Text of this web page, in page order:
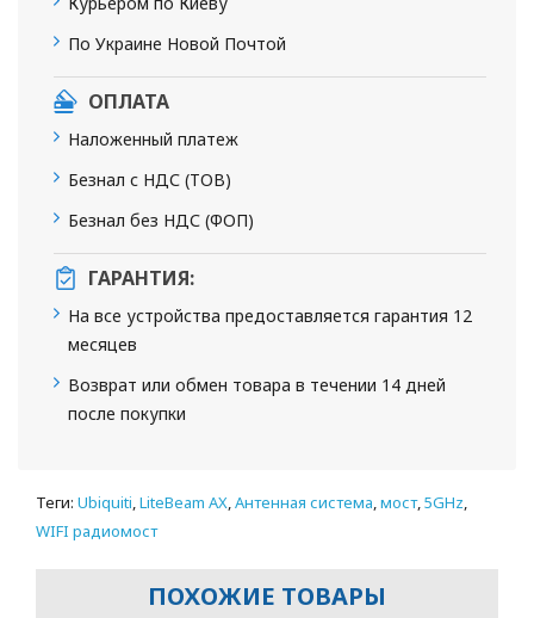
По Украине Новой Почтой
ОПЛАТА
Наложенный платеж
Безнал с НДС (ТОВ)
Безнал без НДС (ФОП)
ГАРАНТИЯ:
На все устройства предоставляется гарантия 12
месяцев
Возврат или обмен товара в течении 14 дней
после покупки
Теги: Ubiquiti,LiteBeam AX,Антенная система,мост,5GHz,
WIFI радиомост
ПОХОЖИЕ ТОВАРЫ